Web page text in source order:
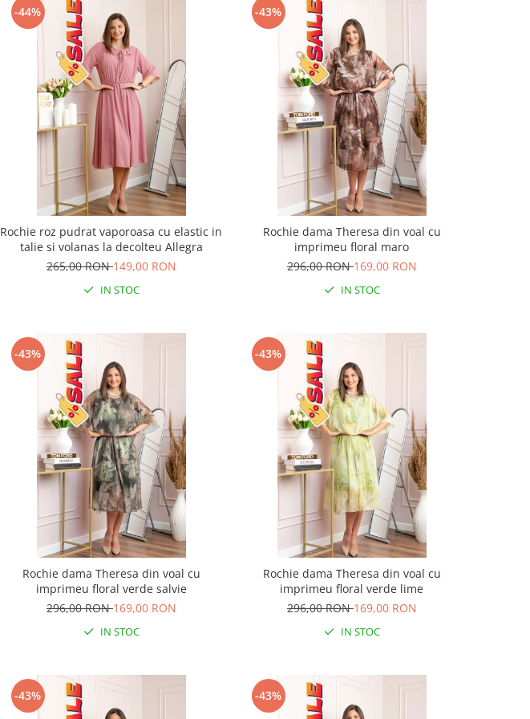
-44%
Rochie roz pudrat vaporoasa cu elastic in
talie si volanas la decolteu Allegra
265,00 RON149,00 RON
IN STOC
-43%
Rochie dama Theresa din voal cu
imprimeu floral maro
296,00 RON169,00 RON
IN STOC
-43%
Rochie dama Theresa din voal cu
imprimeu floral verde salvie
296,00 RON169,00 RON
IN STOC
-43%
Rochie dama Theresa din voal cu
imprimeu floral verde lime
296,00 RON169,00 RON
IN STOC
-43% -43%